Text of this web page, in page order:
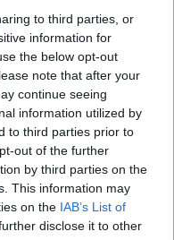
to third parties, or
information for
the below opt-out
note that after your
continue seeing
information utilized by
to third parties prior to
out of the further
by third parties on the
This information may
on the IAB’s List of
disclose it to other
ντοματίνια
για τους
και γιλέκο,
στη Νιγηρία
τραυματίες
Ουκρανία